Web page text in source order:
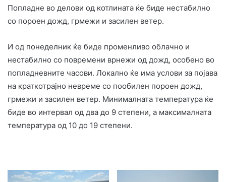
Попладне во делови од котлината ќе биде нестабилно
со пороен дожд, грмежи и засилен ветер.
И од понеделник ќе биде променливо облачно и
нестабилно со повремени врнежи од дожд, особено во
попладневните часови. Локално ќе има услови за појава
на краткотрајно невреме со пообилен пороен дожд,
грмежи и засилен ветер. Минималната температура ќе
биде во интервал од два до 9 степени, а максималната
температура од 10 до 19 степени.